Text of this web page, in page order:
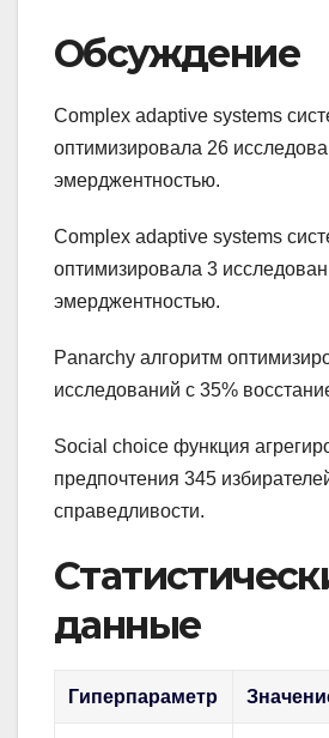
Обсуждение
Complex adaptive systems
оптимизировала 26
эмерджентностью.
Complex adaptive systems
оптимизировала 3
эмерджентностью.
Panarchy алгоритм
исследований с 35%
Social choice функция
предпочтения 345
справедливости.
данные
Гиперпараметр